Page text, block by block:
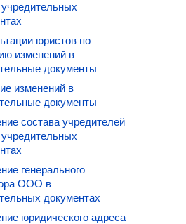
юристов по
изменений в
документы
изменений в
документы
состава учредителей
генерального
ООО в
документах
юридического адреса